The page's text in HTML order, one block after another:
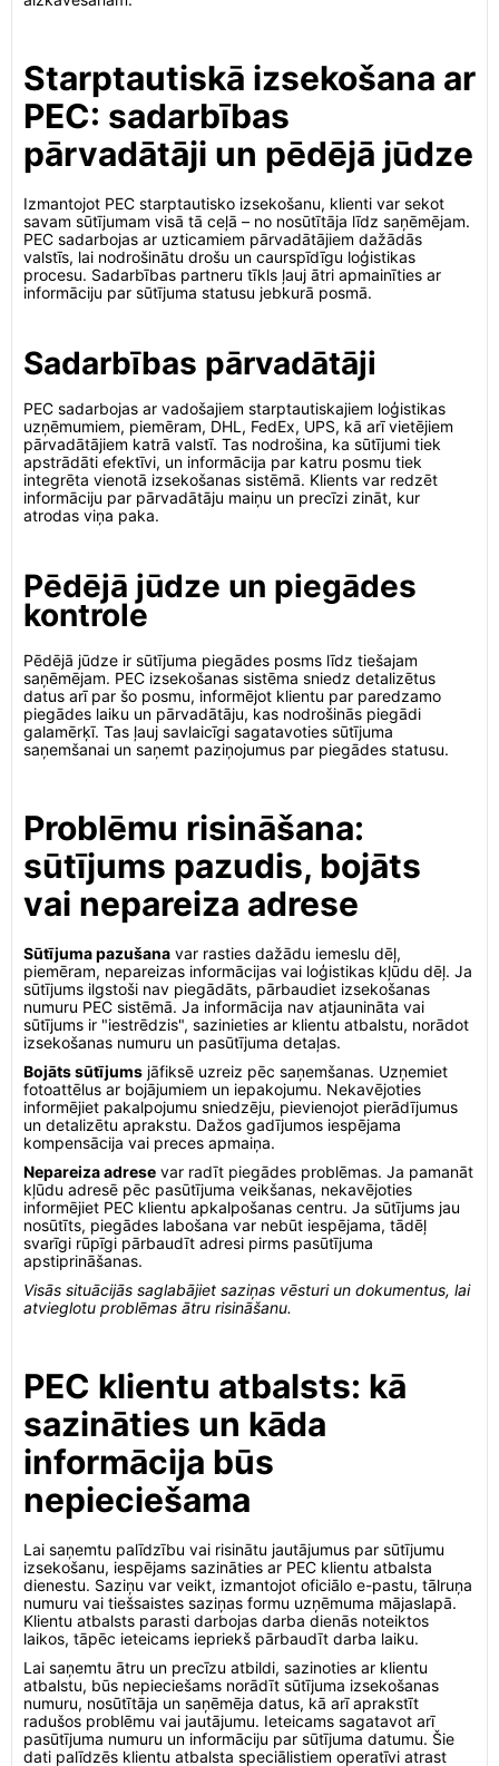
Starptautiskā izsekošana ar
PEC: sadarbības
pārvadātāji un pēdējā jūdze
Izmantojot PEC starptautisko izsekošanu, klienti var sekot
savam sūtījumam visā tā ceļā – no nosūtītāja līdz saņēmējam.
PEC sadarbojas ar uzticamiem pārvadātājiem dažādās
valstīs, lai nodrošinātu drošu un caurspīdīgu loģistikas
procesu. Sadarbības partneru tīkls ļauj ātri apmainīties ar
informāciju par sūtījuma statusu jebkurā posmā.
Sadarbības pārvadātāji
PEC sadarbojas ar vadošajiem starptautiskajiem loģistikas
uzņēmumiem, piemēram, DHL, FedEx, UPS, kā arī vietējiem
pārvadātājiem katrā valstī. Tas nodrošina, ka sūtījumi tiek
apstrādāti efektīvi, un informācija par katru posmu tiek
integrēta vienotā izsekošanas sistēmā. Klients var redzēt
informāciju par pārvadātāju maiņu un precīzi zināt, kur
atrodas viņa paka.
Pēdējā jūdze un piegādes
kontrole
Pēdējā jūdze ir sūtījuma piegādes posms līdz tiešajam
saņēmējam. PEC izsekošanas sistēma sniedz detalizētus
datus arī par šo posmu, informējot klientu par paredzamo
piegādes laiku un pārvadātāju, kas nodrošinās piegādi
galamērķī. Tas ļauj savlaicīgi sagatavoties sūtījuma
saņemšanai un saņemt paziņojumus par piegādes statusu.
Problēmu risināšana:
sūtījums pazudis, bojāts
vai nepareiza adrese
Sūtījuma pazušana var rasties dažādu iemeslu dēļ,
piemēram, nepareizas informācijas vai loģistikas kļūdu dēļ. Ja
sūtījums ilgstoši nav piegādāts, pārbaudiet izsekošanas
numuru PEC sistēmā. Ja informācija nav atjaunināta vai
sūtījums ir "iestrēdzis", sazinieties ar klientu atbalstu, norādot
izsekošanas numuru un pasūtījuma detaļas.
Bojāts sūtījums jāfiksē uzreiz pēc saņemšanas. Uzņemiet
fotoattēlus ar bojājumiem un iepakojumu. Nekavējoties
informējiet pakalpojumu sniedzēju, pievienojot pierādījumus
un detalizētu aprakstu. Dažos gadījumos iespējama
kompensācija vai preces apmaiņa.
Nepareiza adrese var radīt piegādes problēmas. Ja pamanāt
kļūdu adresē pēc pasūtījuma veikšanas, nekavējoties
informējiet PEC klientu apkalpošanas centru. Ja sūtījums jau
nosūtīts, piegādes labošana var nebūt iespējama, tādēļ
svarīgi rūpīgi pārbaudīt adresi pirms pasūtījuma
apstiprināšanas.
Visās situācijās saglabājiet saziņas vēsturi un dokumentus, lai
atvieglotu problēmas ātru risināšanu.
PEC klientu atbalsts: kā
sazināties un kāda
informācija būs
nepieciešama
Lai saņemtu palīdzību vai risinātu jautājumus par sūtījumu
izsekošanu, iespējams sazināties ar PEC klientu atbalsta
dienestu. Saziņu var veikt, izmantojot oficiālo e-pastu, tālruņa
numuru vai tiešsaistes saziņas formu uzņēmuma mājaslapā.
Klientu atbalsts parasti darbojas darba dienās noteiktos
laikos, tāpēc ieteicams iepriekš pārbaudīt darba laiku.
Lai saņemtu ātru un precīzu atbildi, sazinoties ar klientu
atbalstu, būs nepieciešams norādīt sūtījuma izsekošanas
numuru, nosūtītāja un saņēmēja datus, kā arī aprakstīt
radušos problēmu vai jautājumu. Ieteicams sagatavot arī
pasūtījuma numuru un informāciju par sūtījuma datumu. Šie
dati palīdzēs klientu atbalsta speciālistiem operatīvi atrast